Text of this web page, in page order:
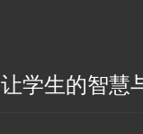
让学生的智慧